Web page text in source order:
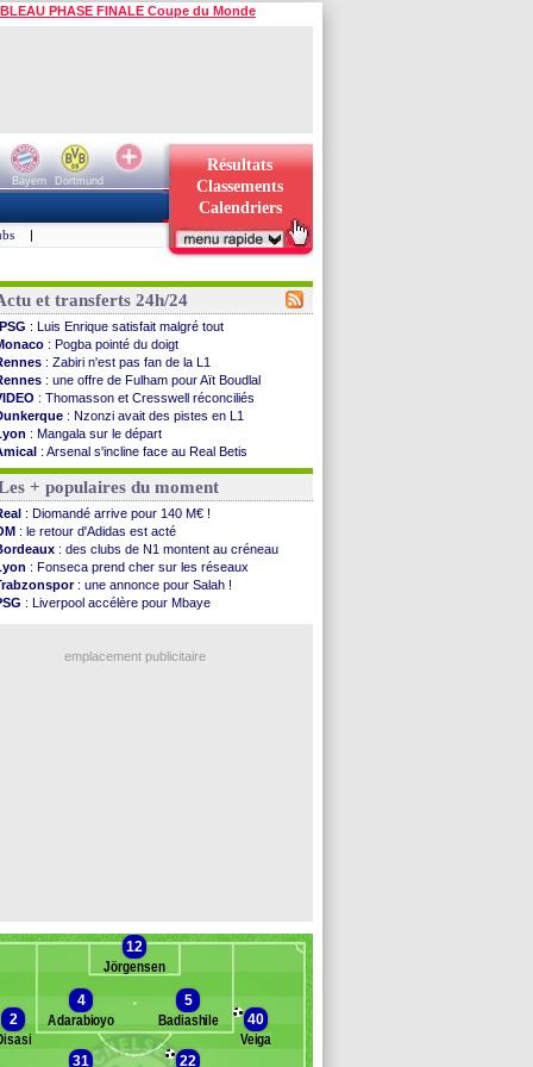
PHASE FINALE Coupe du Monde
Bayern
Dortmund
Résultats
Classements
Calendriers
|
et transferts 24h/24
PSG : Luis Enrique satisfait malgré tout
: Pogba pointé du doigt
: Zabiri n'est pas fan de la L1
: une offre de Fulham pour Aït Boudlal
: Thomasson et Cresswell réconciliés
: Nzonzi avait des pistes en L1
: Mangala sur le départ
: Arsenal s'incline face au Real Betis
: lourde défaite pour le PSG
City: Maresca flou pour Reijnders
: Fenerbahçe prend une belle option
Diriyah: Mbemba arrive libre (officiel)
: le plan d'Alvarez à son retour
: premier succès pour Brest
: le joli but de Greenwood avec le Fener !
2030: une promesse d'Infantino au Maroc ...
: la compo pour le premier match amical
: l'OM domine Al-Shahaniya
+ populaires du moment
: Diomandé arrive pour 140 M€ !
: le retour d'Adidas est acté
: des clubs de N1 montent au créneau
: Fonseca prend cher sur les réseaux
: une annonce pour Salah !
: Liverpool accélère pour Mbaye
emplacement publicitaire
12
Jörgensen
4
Adarabioyo
5
Badiashile
2
40
Veiga
31
22